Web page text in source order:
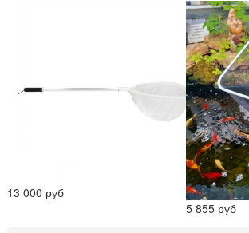
13 000 руб
5 855 руб